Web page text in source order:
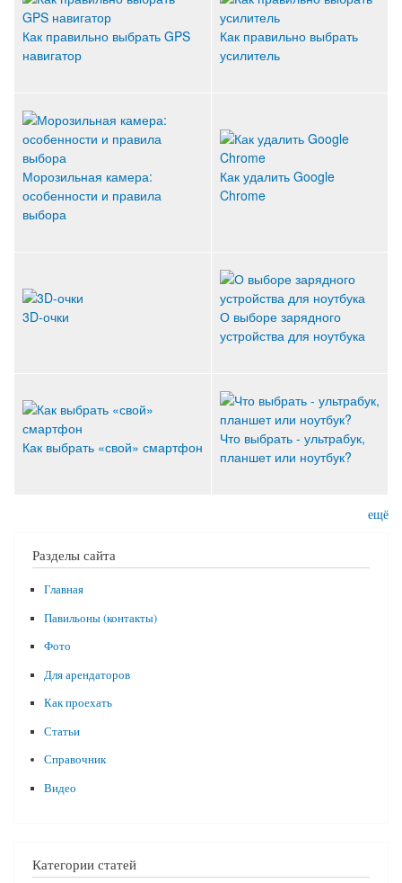
Как правильно выбрать GPS
навигатор
Как правильно выбрать
усилитель
Морозильная камера:
особенности и правила
выбора
Как удалить Google
Chrome
3D-очки
О выборе зарядного
устройства для ноутбука
Как выбрать «свой» смартфон
Что выбрать - ультрабук,
планшет или ноутбук?
ещё
Разделы сайта
Главная
Павильоны (контакты)
Фото
Для арендаторов
Как проехать
Статьи
Справочник
Видео
Категории статей